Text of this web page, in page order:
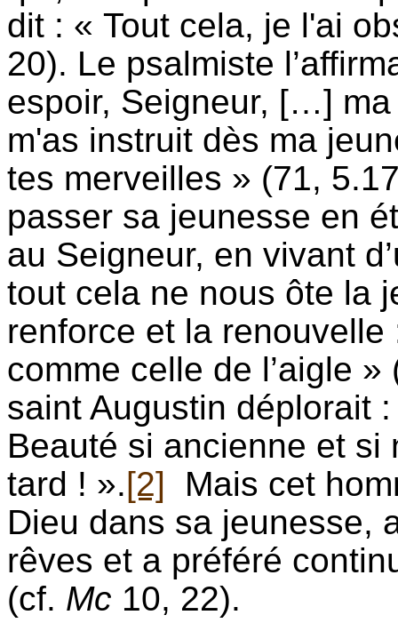
dit : « Tout cela, je l'ai
20). Le psalmiste
espoir, Seigneur, […]
m'as instruit dès ma
tes merveilles » (71,
passer sa jeunesse en
au Seigneur, en vivant
tout cela ne nous ôte la
renforce et la
comme celle de l’aigle »
saint Augustin déplorait
Beauté si ancienne et
tard ! ».[2] Mais cet
Dieu dans sa jeunesse,
rêves et a préféré
(cf. Mc 10, 22).